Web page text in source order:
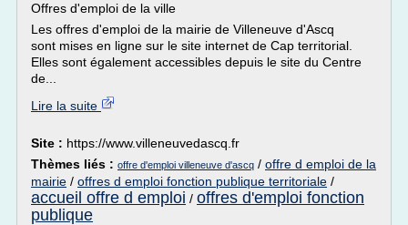
Offres d'emploi de la ville
Les offres d'emploi de la mairie de Villeneuve d'Ascq
sont mises en ligne sur le site internet de Cap territorial.
Elles sont également accessibles depuis le site du Centre
de...
Lire la suite
Site : https://www.villeneuvedascq.fr
Thèmes liés : offre d'emploi villeneuve d'ascq / offre d emploi de la
mairie / offres d emploi fonction publique territoriale /
accueil offre d emploi / offres d'emploi fonction
publique